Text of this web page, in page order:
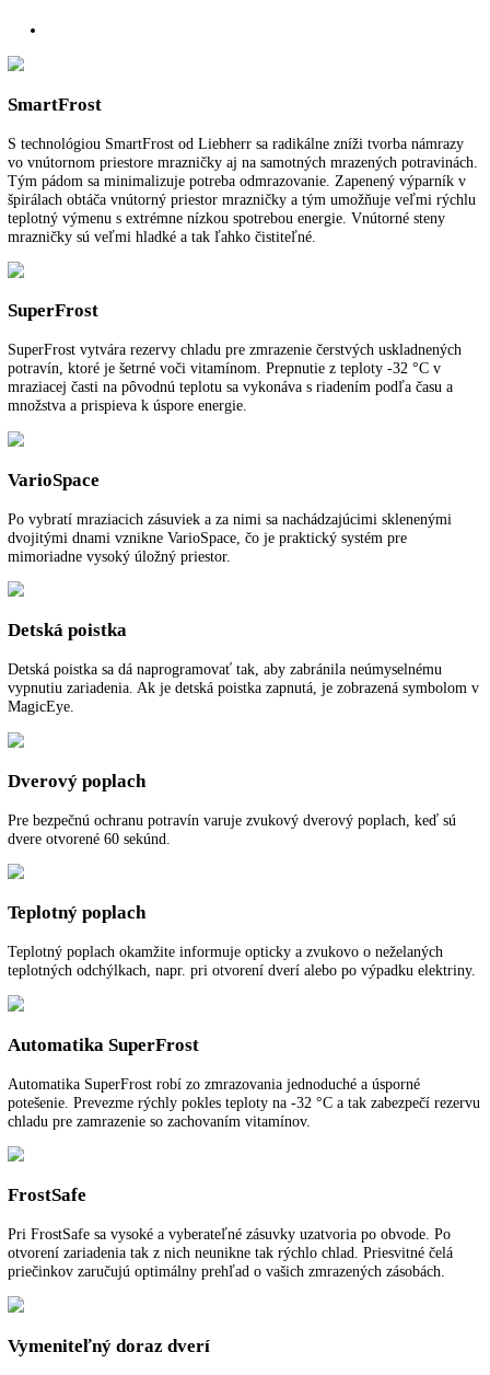
Zabudovaná mraznička
Rozmery výklenku (VxŠxH):
Užitočný objem celkom:
SuperFrost:Riadený časom
Spotreba energie za rok:159 kWh/ročne
Pre viac informácií o 5 ročnej záruke na
LIEBHERRkliknite tu.
Funkcie a vybavenie
K stiahnutiu
SmartFrost
S technológiou SmartFrost od Liebherr sa radikálne zníži tvorba
Tým pádom sa minimalizuje potreba odmrazovanie. Zapenený
špirálach obtáča vnútorný priestor mrazničky a tým umožňuje veľmi
teplotný výmenu s extrémne nízkou spotrebou energie. Vnútorné
mrazničky sú veľmi hladké a tak ľahko čistiteľné.
SuperFrost
SuperFrost vytvára rezervy chladu pre zmrazenie čerstvých
potravín, ktoré je šetrné voči vitamínom. Prepnutie z teploty -32 °C v
množstva a prispieva k úspore energie.
VarioSpace
Po vybratí mraziacich zásuviek a za nimi sa nachádzajúcimi
dvojitými dnami vznikne VarioSpace, čo je praktický systém pre
mimoriadne vysoký úložný priestor.
vypnutiu zariadenia. Ak je detská poistka zapnutá, je zobrazená
MagicEye.
Dverový poplach
Pre bezpečnú ochranu potravín varuje zvukový dverový poplach, keď
dvere otvorené 60 sekúnd.
Teplotný poplach